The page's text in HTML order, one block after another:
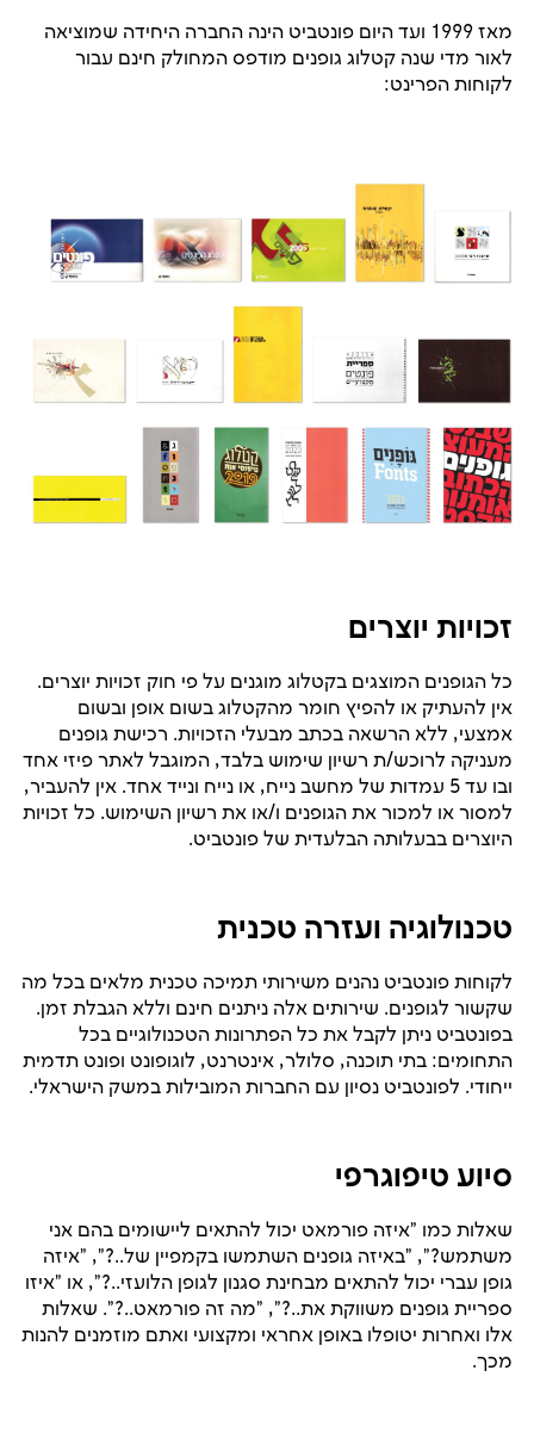
מאז 1999 ועד היום פונטביט הינה החברה היחידה שמוציאה
לאור מדי שנה קטלוג גופנים מודפס המחולק חינם עבור
לקוחות הפרינט:
זכויות יוצרים
כל הגופנים המוצגים בקטלוג מוגנים על פי חוק זכויות יוצרים.
אין להעתיק או להפיץ חומר מהקטלוג בשום אופן ובשום
אמצעי, ללא הרשאה בכתב מבעלי הזכויות. רכישת גופנים
מעניקה לרוכש/ת רשיון שימוש בלבד, המוגבל לאתר פיזי אחד
ובו עד 5 עמדות של מחשב נייח, או נייח ונייד אחד. אין להעביר,
למסור או למכור את הגופנים ו/או את רשיון השימוש. כל זכויות
היוצרים בבעלותה הבלעדית של פונטביט.
טכנולוגיה ועזרה טכנית
לקוחות פונטביט נהנים משירותי תמיכה טכנית מלאים בכל מה
שקשור לגופנים. שירותים אלה ניתנים חינם וללא הגבלת זמן.
בפונטביט ניתן לקבל את כל הפתרונות הטכנולוגיים בכל
התחומים: בתי תוכנה, סלולר, אינטרנט, לוגופונט ופונט תדמית
ייחודי. לפונטביט נסיון עם החברות המובילות במשק הישראלי.
סיוע טיפוגרפי
שאלות כמו "איזה פורמאט יכול להתאים ליישומים בהם אני
משתמש?", "באיזה גופנים השתמשו בקמפיין של..?", "איזה
גופן עברי יכול להתאים מבחינת סגנון לגופן הלועזי..?", או "איזו
ספריית גופנים משווקת את..?", "מה זה פורמאט..?". שאלות
אלו ואחרות יטופלו באופן אחראי ומקצועי ואתם מוזמנים להנות
מכך.